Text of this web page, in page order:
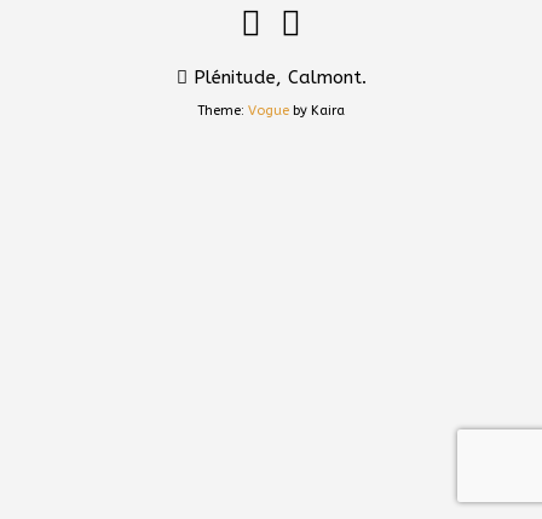
Plénitude, Calmont.
Theme: Vogue by Kaira